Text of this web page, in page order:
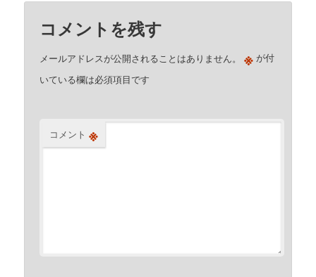
コメントを残す
メールアドレスが公開されることはありません。 ※ が付
いている欄は必須項目です
コメント ※